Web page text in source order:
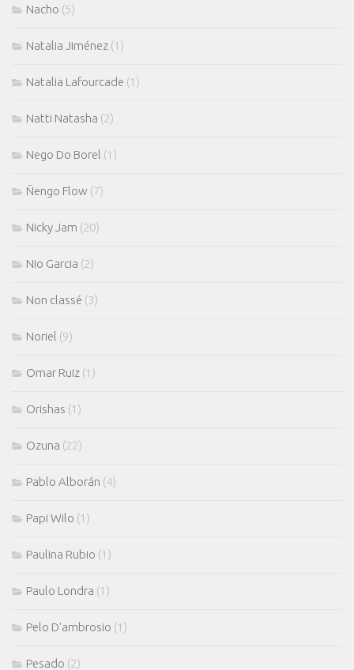
Nacho (5)
Natalia Jiménez (1)
Natalia Lafourcade (1)
Natti Natasha (2)
Nego Do Borel (1)
Ñengo Flow (7)
Nicky Jam (20)
Nio Garcia (2)
Non classé (3)
Noriel (9)
Omar Ruiz (1)
Orishas (1)
Ozuna (22)
Pablo Alborán (4)
Papi Wilo (1)
Paulina Rubio (1)
Paulo Londra (1)
Pelo D'ambrosio (1)
Pesado (2)